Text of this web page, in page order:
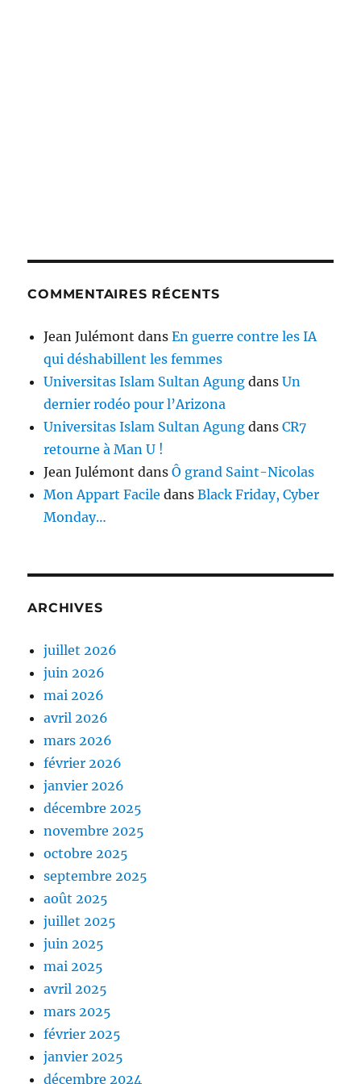
COMMENTAIRES RÉCENTS
Jean Julémont dansEn guerre contre les IA
qui déshabillent les femmes
Universitas Islam Sultan Agung dansUn
dernier rodéo pour l’Arizona
Universitas Islam Sultan Agung dansCR7
retourne à Man U !
Jean Julémont dansÔ grand Saint-Nicolas
Mon Appart Facile dansBlack Friday, Cyber
Monday…
ARCHIVES
juillet 2026
juin 2026
mai 2026
avril 2026
mars 2026
février 2026
janvier 2026
décembre 2025
novembre 2025
octobre 2025
septembre 2025
août 2025
juillet 2025
juin 2025
mai 2025
avril 2025
mars 2025
février 2025
janvier 2025
décembre 2024